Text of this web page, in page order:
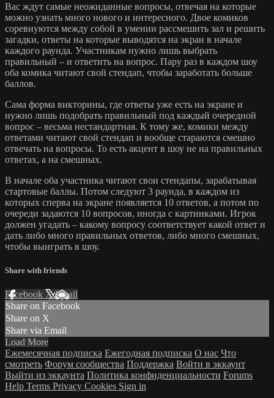
Вас ждут самые неожиданные вопросы, отвечая на которые
можно узнать много нового и интересного. Двое комиков
соревнуются между собой в умении рассмешить зал и решить
загадки, ответы на которые выводятся на экран в начале
каждого раунда. Участникам нужно лишь выбрать
правильный – и ответить на вопрос. Пару раз в каждом шоу
оба комика читают свой стендап, чтобы заработать больше
баллов.
Сама форма викторины, где ответы уже есть на экране и
нужно лишь подобрать правильный под каждый очередной
вопрос – весьма нестандартная. К тому же, комики между
ответами читают свой стендап и вообще стараются смешно
отвечать на вопросы. То есть акцент в шоу не на правильных
ответах, а на смешных.
В начале оба участника читают свои стендапы, зарабатывая
стартовые баллы. Потом следуют 3 раунда, в каждом из
которых сперва на экране появляется 10 ответов, а потом по
очереди задаются 10 вопросов, иногда с картинками. Игрок
должен угадать – какому вопросу соответствует какой ответ и
дать либо много правильных ответов, либо много смешных,
чтобы выиграть в шоу.
Share with friends
Facebook XEmail
Share on Facebook
Share on X
Share via Email
Load More
Ежемесячная подписка Ежегодная подписка О нас Что
смотреть Форум сообщества Поддержка Войти в эккаунт
Выйти из эккаунта Политика конфиденциальности Forums
Help Terms Privacy Cookies Sign in